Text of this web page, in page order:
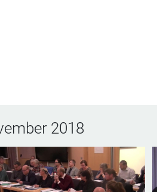
2018